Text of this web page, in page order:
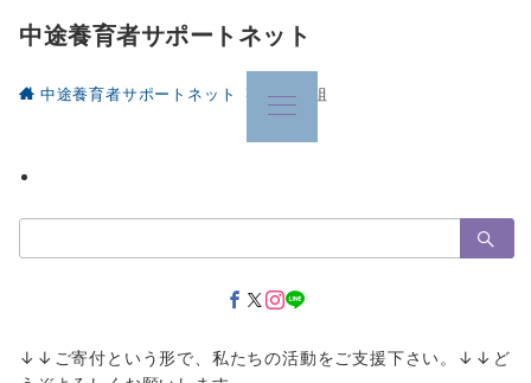
中途養育者サポートネット
中途養育者サポートネット 養子縁組
索：
↓↓ご寄付という形で、私たちの活動をご支援下さい。↓↓ど